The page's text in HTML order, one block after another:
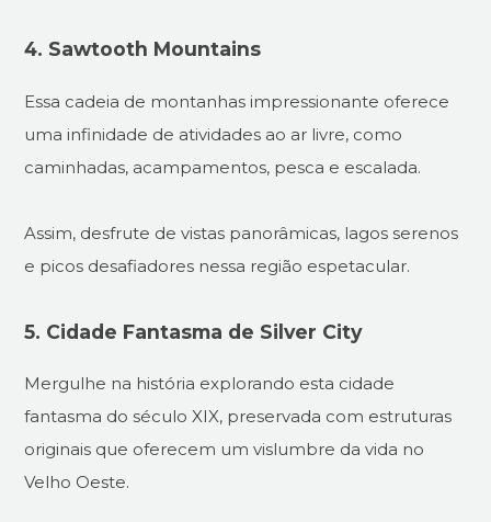
4. Sawtooth Mountains
Essa cadeia de montanhas impressionante oferece
uma infinidade de atividades ao ar livre, como
caminhadas, acampamentos, pesca e escalada.
Assim, desfrute de vistas panorâmicas, lagos serenos
e picos desafiadores nessa região espetacular.
5. Cidade Fantasma de Silver City
Mergulhe na história explorando esta cidade
fantasma do século XIX, preservada com estruturas
originais que oferecem um vislumbre da vida no
Velho Oeste.